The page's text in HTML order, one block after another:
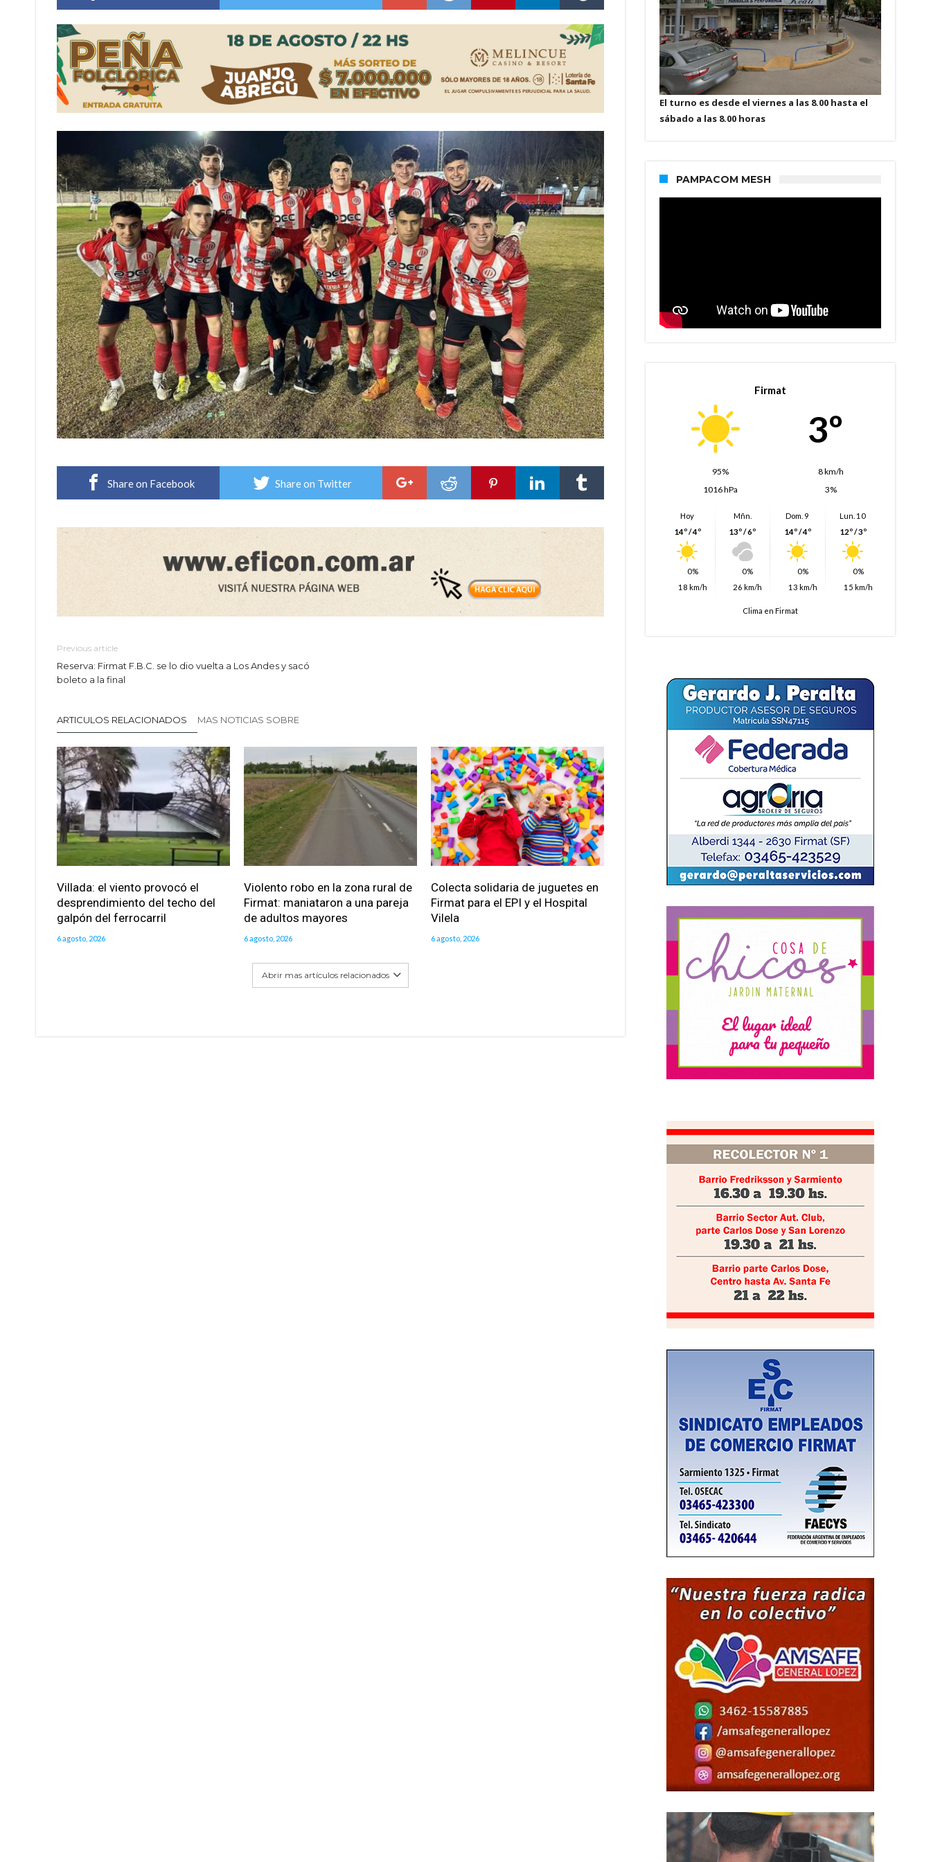
Villada: evalúan obras preventivas ante posibles lluvias intensas
Share on Facebook Share on Twitter
Previous article
Reserva: Firmat F.B.C. se lo dio vuelta a Los Andes y sacó
boleto a la final
ARTICULOS RELACIONADOS MAS NOTICIAS SOBRE
Villada: el viento provocó el
desprendimiento del techo del
galpón del ferrocarril
6 agosto, 2026
Violento robo en la zona rural de
Firmat: maniataron a una pareja
de adultos mayores
6 agosto, 2026
Colecta solidaria de juguetes en
Firmat para el EPI y el Hospital
Vilela
6 agosto, 2026
Abrir mas artículos relacionados
El turno es desde el viernes a las 8.00 hasta el
sábado a las 8.00 horas
PAMPACOM MESH
Firmat
3º
95%
8 km/h
1016 hPa
3%
Hoy
14º / 4º
0%
18 km/h
Mñn.
13º / 6º
0%
26 km/h
Dom. 9
14º / 4º
0%
13 km/h
Lun. 10
12º / 3º
0%
15 km/h
Clima en Firmat